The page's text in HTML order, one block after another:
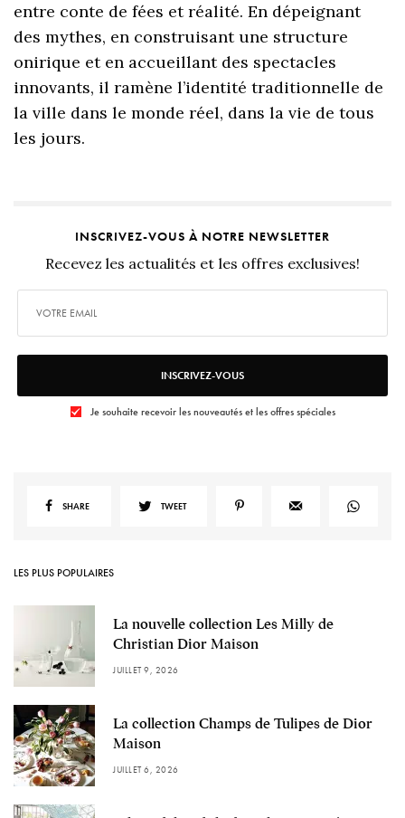
entre conte de fées et réalité. En dépeignant
des mythes, en construisant une structure
onirique et en accueillant des spectacles
innovants, il ramène l’identité traditionnelle de
la ville dans le monde réel, dans la vie de tous
les jours.
INSCRIVEZ-VOUS À NOTRE NEWSLETTER
Recevez les actualités et les offres exclusives!
INSCRIVEZ-VOUS
Je souhaite recevoir les nouveautés et les offres spéciales
SHARE TWEET
LES PLUS POPULAIRES
La nouvelle collection Les Milly de
Christian Dior Maison
JUILLET 9, 2026
La collection Champs de Tulipes de Dior
Maison
JUILLET 6, 2026